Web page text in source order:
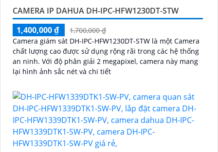
CAMERA IP DAHUA DH-IPC-HFW1230DT-STW
1,400,000 ₫
1,700,000 ₫
Camera giám sát DH-IPC-HFW1230DT-STW là một Camera
chất lượng cao được sử dụng rộng rãi trong các hệ thống
an ninh. Với độ phân giải 2 megapixel, camera này mang
lại hình ảnh sắc nét và chi tiết